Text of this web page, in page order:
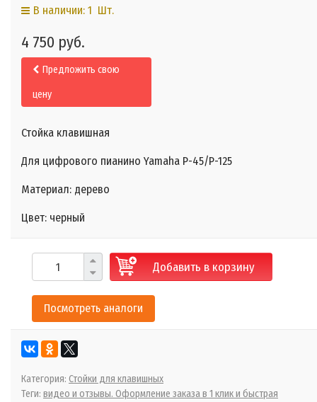
В наличии: 1 Шт.
4 750 руб.
Предложить свою
цену
Стойка клавишная
Для цифрового пианино Yamaha P-45/P-125
Материал: дерево
Цвет: черный
Добавить в корзину
Посмотреть аналоги
Категория: Стойки для клавишных
Теги: видео и отзывы. Оформление заказа в 1 клик и быстрая